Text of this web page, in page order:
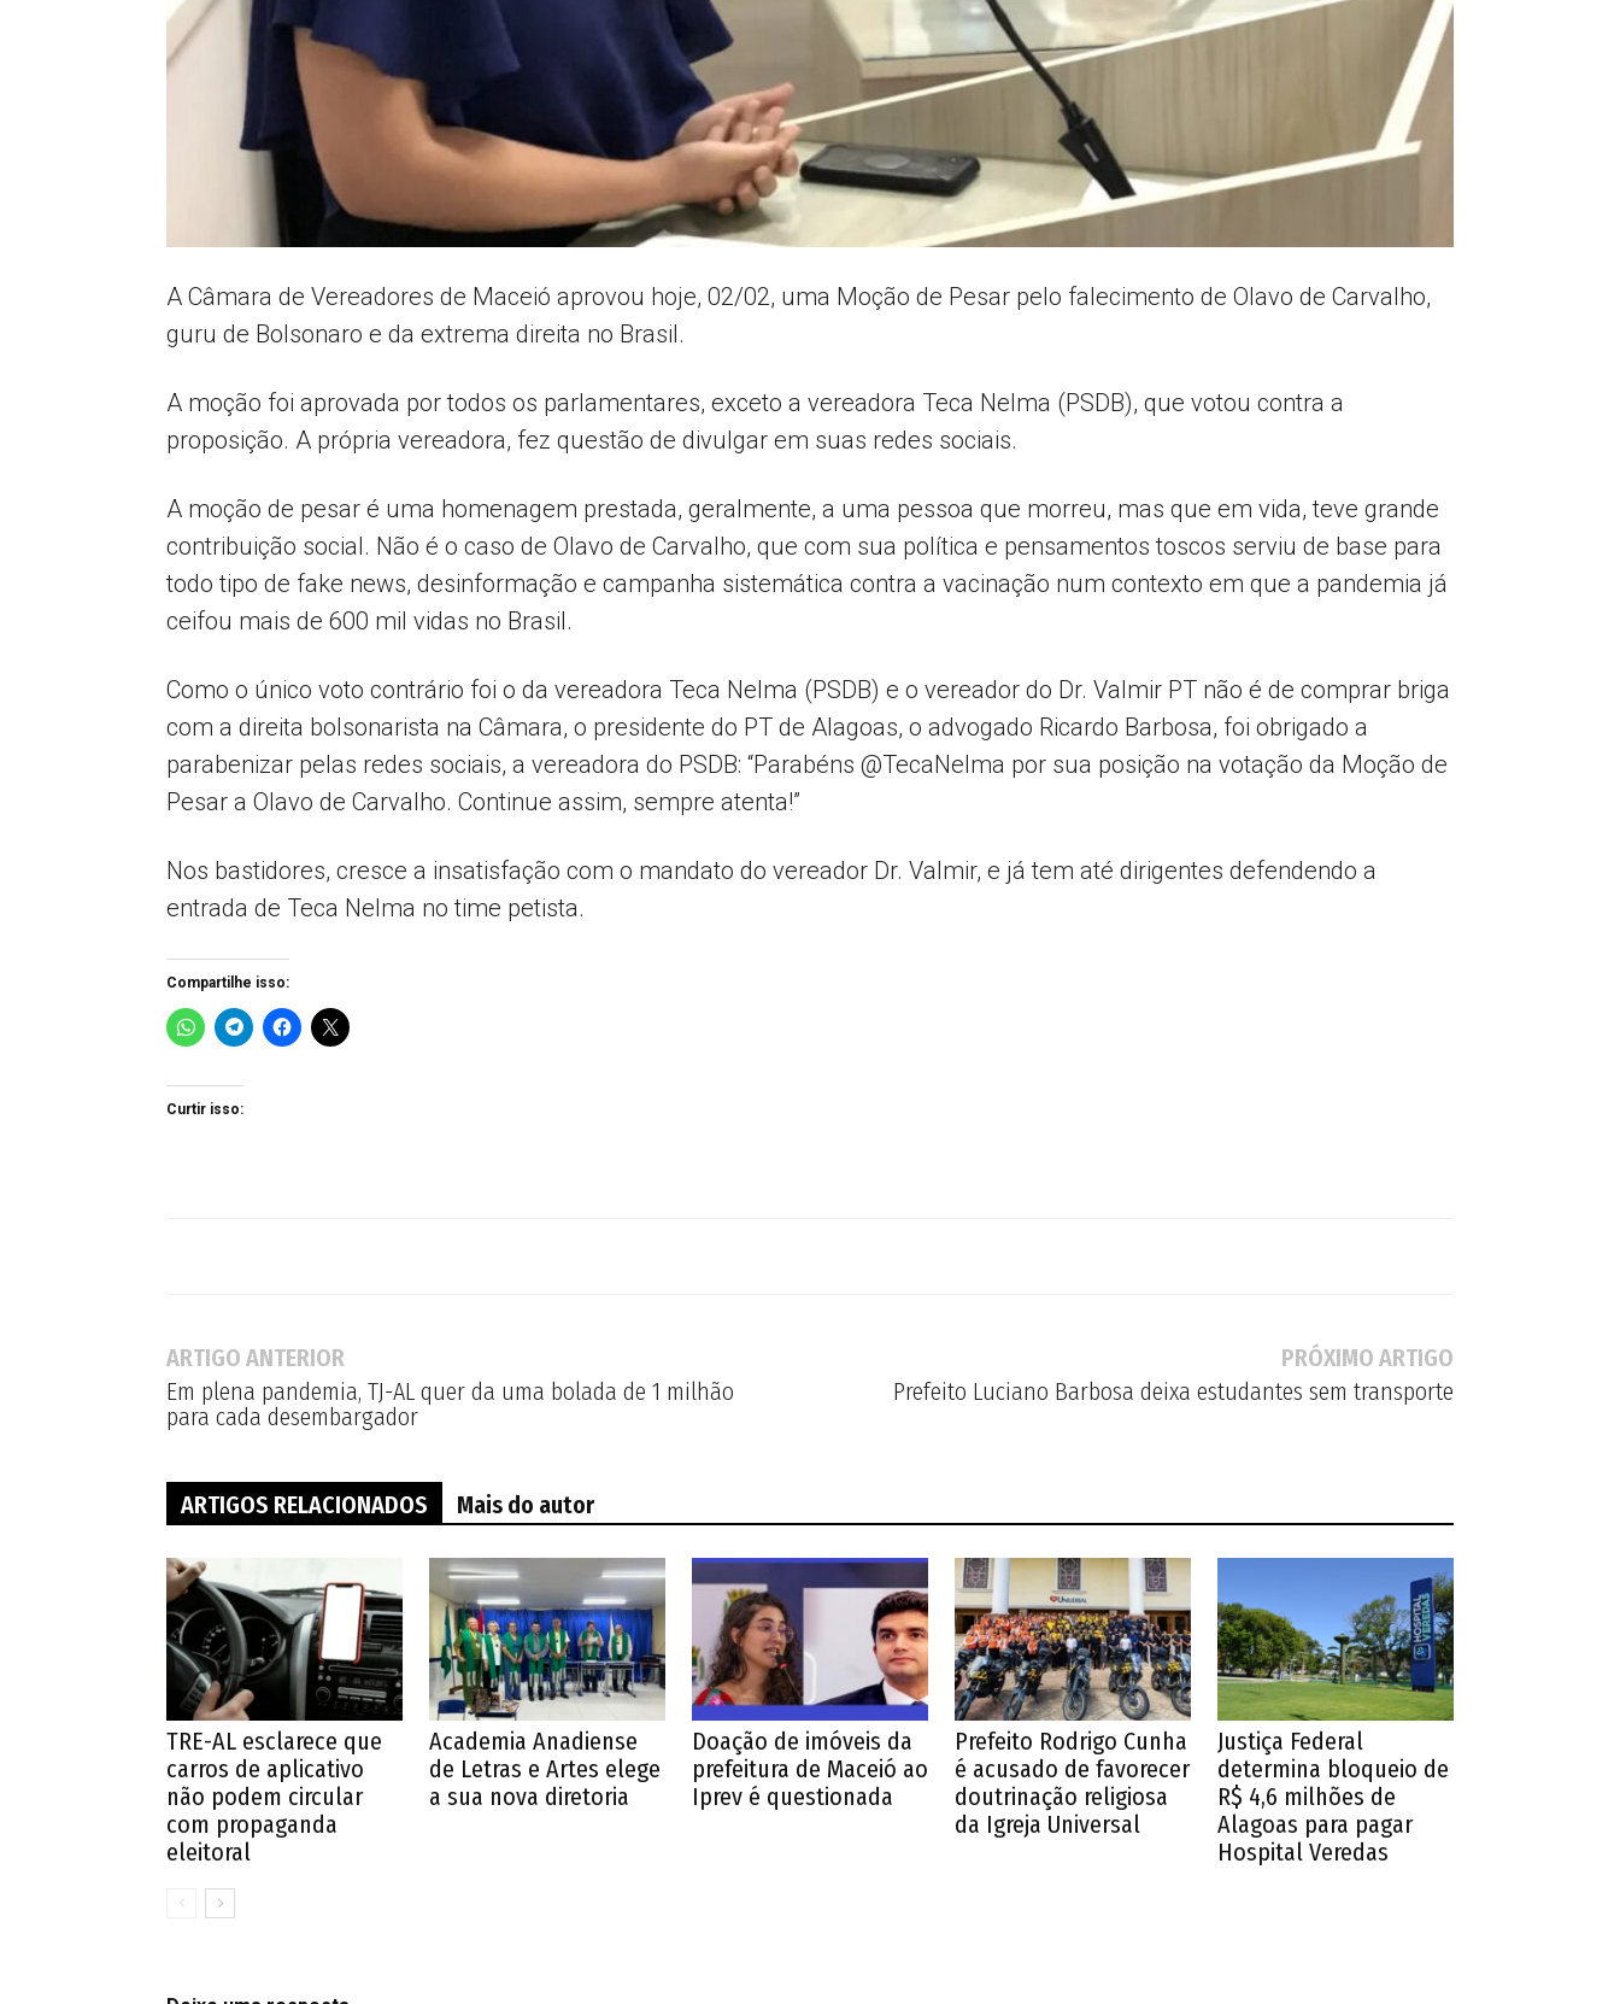
A Câmara de Vereadores de Maceió aprovou hoje, 02/02, uma Moção de Pesar pelo falecimento de Olavo de Carvalho,
guru de Bolsonaro e da extrema direita no Brasil.
A moção foi aprovada por todos os parlamentares, exceto a vereadora Teca Nelma (PSDB), que votou contra a
proposição. A própria vereadora, fez questão de divulgar em suas redes sociais.
A moção de pesar é uma homenagem prestada, geralmente, a uma pessoa que morreu, mas que em vida, teve grande
contribuição social. Não é o caso de Olavo de Carvalho, que com sua política e pensamentos toscos serviu de base para
todo tipo de fake news, desinformação e campanha sistemática contra a vacinação num contexto em que a pandemia já
ceifou mais de 600 mil vidas no Brasil.
Como o único voto contrário foi o da vereadora Teca Nelma (PSDB) e o vereador do Dr. Valmir PT não é de comprar briga
com a direita bolsonarista na Câmara, o presidente do PT de Alagoas, o advogado Ricardo Barbosa, foi obrigado a
parabenizar pelas redes sociais, a vereadora do PSDB: “Parabéns @TecaNelma por sua posição na votação da Moção de
Pesar a Olavo de Carvalho. Continue assim, sempre atenta!”
Nos bastidores, cresce a insatisfação com o mandato do vereador Dr. Valmir, e já tem até dirigentes defendendo a
entrada de Teca Nelma no time petista.
Compartilhe isso:
Curtir isso:
ARTIGO ANTERIOR
Em plena pandemia, TJ-AL quer da uma bolada de 1 milhão
para cada desembargador
PRÓXIMO ARTIGO
Prefeito Luciano Barbosa deixa estudantes sem transporte
ARTIGOS RELACIONADOS Mais do autor
TRE-AL esclarece que
carros de aplicativo
não podem circular
com propaganda
eleitoral
Academia Anadiense
de Letras e Artes elege
a sua nova diretoria
Doação de imóveis da
prefeitura de Maceió ao
Iprev é questionada
Prefeito Rodrigo Cunha
é acusado de favorecer
doutrinação religiosa
da Igreja Universal
Justiça Federal
determina bloqueio de
R$ 4,6 milhões de
Alagoas para pagar
Hospital Veredas